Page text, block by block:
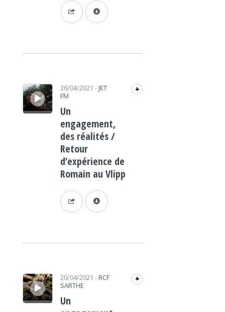
Lecteur audio 26/04/2021 - JET
FM
+
Un
engagement,
des réalités /
Retour
d’expérience de
Romain au Vlipp
Lecteur audio 20/04/2021 - RCF
SARTHE
+
Un